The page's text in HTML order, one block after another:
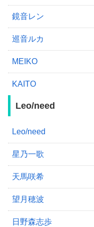
鏡音レン
巡音ルカ
MEIKO
KAITO
Leo/need
Leo/need
星乃一歌
天馬咲希
望月穂波
日野森志歩